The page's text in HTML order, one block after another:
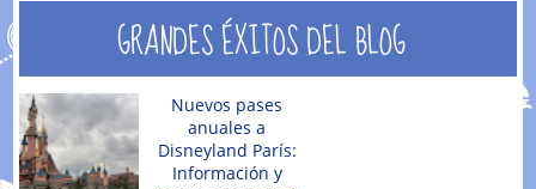
GRANDES ÉXITOS DEL BLOG
Nuevos pases
anuales a
Disneyland París:
Información y